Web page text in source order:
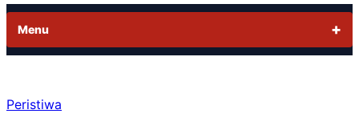
Menu
Peristiwa